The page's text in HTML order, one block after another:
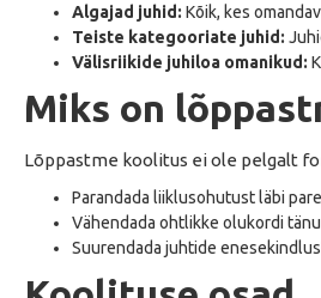
Algajad juhid: Kõik, kes
Teiste kategooriate juhid:
Välisriikide juhiloa omanikud:
Miks on
Lõppastme koolitus ei ole pelgalt
Parandada liiklusohutust läbi
Vähendada ohtlikke olukordi
Suurendada juhtide